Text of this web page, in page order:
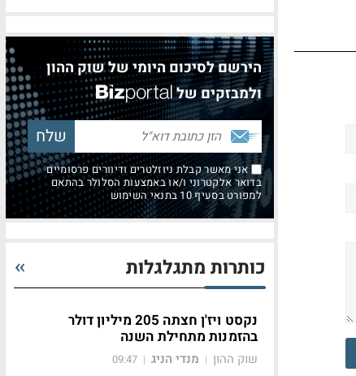
הירשם לסיכום היומי של שוק ההון
ולמבזקים של
אני מאשר קבלת ניוזלטרים ודיוורים פרסומיים
בדואר אלקטרוני ו/או באמצעות הסלולר בהתאם
למפורט בסעיף 10 בתנאי השימוש
כותרות מתגלגלות
נקסט ויז'ן חצתה 205 מיליון דולר
בהזמנות מתחילת השנה
שוק ההון | מנדי הניג |
09:47